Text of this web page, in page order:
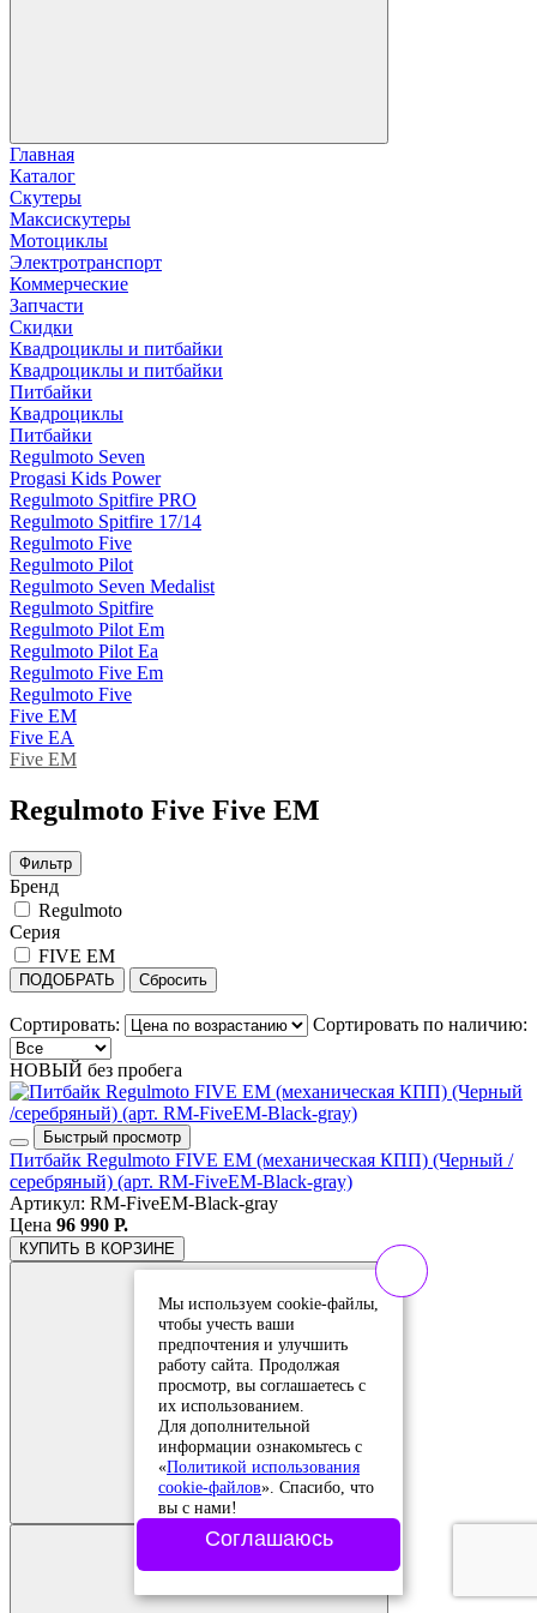
Главная
Каталог
Скутеры
Максискутеры
Мотоциклы
Электротранспорт
Коммерческие
Запчасти
Скидки
Квадроциклы и питбайки
Квадроциклы и питбайки
Питбайки
Квадроциклы
Питбайки
Regulmoto Seven
Progasi Kids Power
Regulmoto Spitfire PRO
Regulmoto Spitfire 17/14
Regulmoto Five
Regulmoto Pilot
Regulmoto Seven Medalist
Regulmoto Spitfire
Regulmoto Pilot Em
Regulmoto Pilot Ea
Regulmoto Five Em
Regulmoto Five
Five EM
Five EA
Five EM
Regulmoto Five Five EM
Фильтр
Бренд
Regulmoto
Серия
FIVE EM
ПОДОБРАТЬ Сбросить
Сортировать: Сортировать по наличию:
НОВЫЙ без пробега
Быстрый просмотр
Питбайк Regulmoto FIVE EM (механическая КПП) (Черный /
серебряный) (арт. RM-FiveEM-Black-gray)
Артикул: RM-FiveEM-Black-gray
Цена 96 990 Р.
КУПИТЬ В КОРЗИНЕ
Добавить в
сравнение
Добавлено в
сравнение
Мы используем cookie-файлы,
чтобы учесть ваши
предпочтения и улучшить
работу сайта. Продолжая
просмотр, вы соглашаетесь с
их использованием.
Для дополнительной
информации ознакомьтесь с
«Политикой использования
cookie-файлов». Спасибо, что
вы с нами!
Соглашаюсь